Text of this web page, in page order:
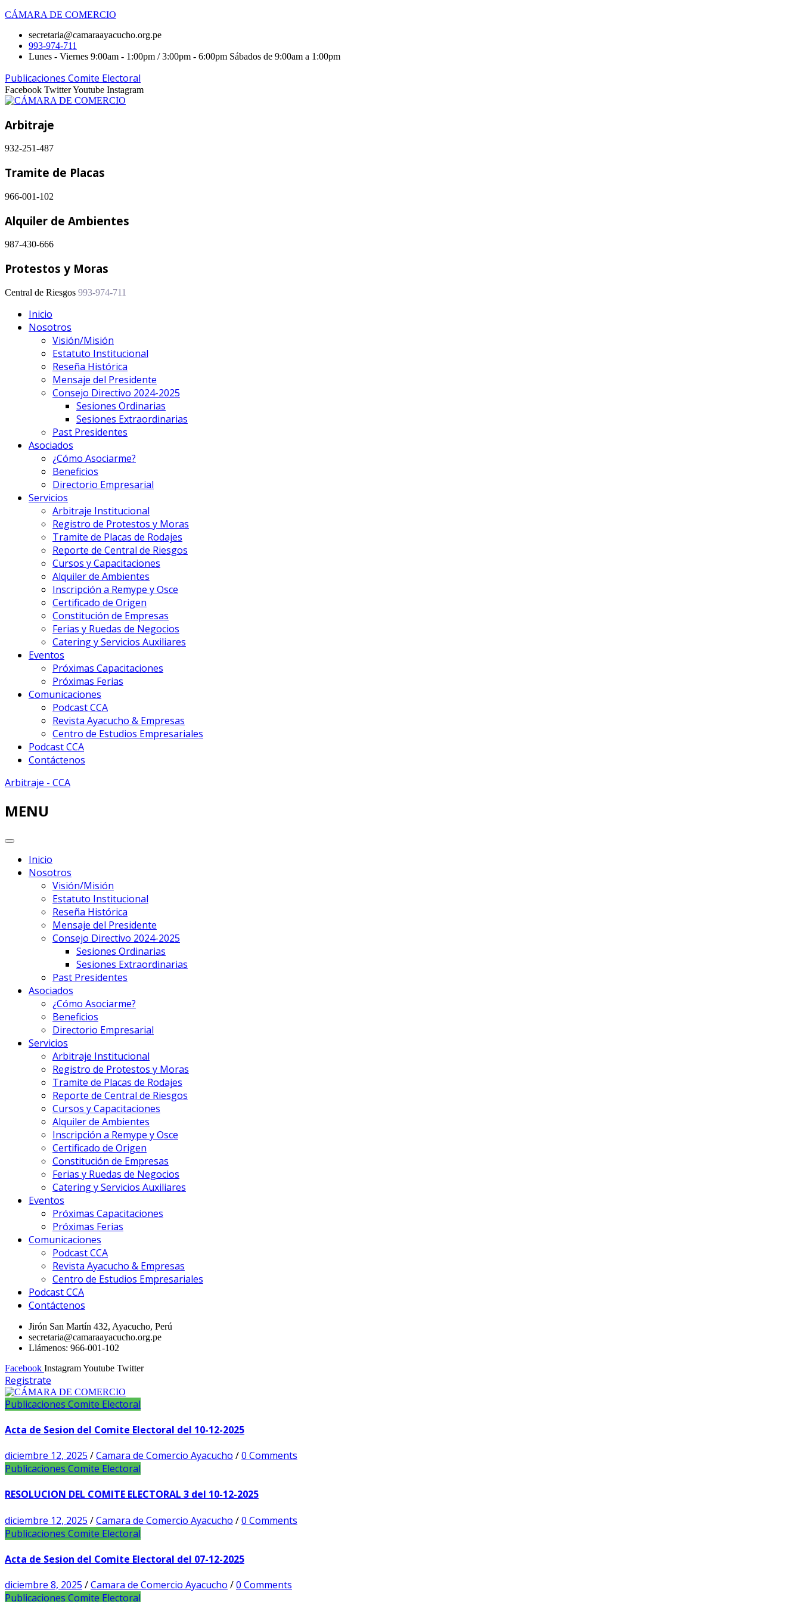
CÁMARA DE COMERCIO
secretaria@camaraayacucho.org.pe
993-974-711
Lunes - Viernes 9:00am - 1:00pm / 3:00pm - 6:00pm Sábados de 9:00am a 1:00pm
Publicaciones Comite Electoral
Facebook TwitterYoutube Instagram
Arbitraje
932-251-487
Tramite de Placas
966-001-102
Alquiler de Ambientes
987-430-666
Protestos y Moras
Central de Riesgos 993-974-711
Inicio
Nosotros
Visión/Misión
Estatuto Institucional
Reseña Histórica
Mensaje del Presidente
Consejo Directivo 2024-2025
Sesiones Ordinarias
Sesiones Extraordinarias
Past Presidentes
Asociados
¿Cómo Asociarme?
Beneficios
Directorio Empresarial
Servicios
Arbitraje Institucional
Registro de Protestos y Moras
Tramite de Placas de Rodajes
Reporte de Central de Riesgos
Cursos y Capacitaciones
Alquiler de Ambientes
Inscripción a Remype y Osce
Certificado de Origen
Constitución de Empresas
Ferias y Ruedas de Negocios
Catering y Servicios Auxiliares
Eventos
Próximas Capacitaciones
Próximas Ferias
Comunicaciones
Podcast CCA
Revista Ayacucho & Empresas
Centro de Estudios Empresariales
Podcast CCA
Contáctenos
Arbitraje - CCA
MENU
Inicio
Nosotros
Visión/Misión
Estatuto Institucional
Reseña Histórica
Mensaje del Presidente
Consejo Directivo 2024-2025
Sesiones Ordinarias
Sesiones Extraordinarias
Past Presidentes
Asociados
¿Cómo Asociarme?
Beneficios
Directorio Empresarial
Servicios
Arbitraje Institucional
Registro de Protestos y Moras
Tramite de Placas de Rodajes
Reporte de Central de Riesgos
Cursos y Capacitaciones
Alquiler de Ambientes
Inscripción a Remype y Osce
Certificado de Origen
Constitución de Empresas
Ferias y Ruedas de Negocios
Catering y Servicios Auxiliares
Eventos
Próximas Capacitaciones
Próximas Ferias
Comunicaciones
Podcast CCA
Revista Ayacucho & Empresas
Centro de Estudios Empresariales
Podcast CCA
Contáctenos
Jirón San Martín 432, Ayacucho, Perú
secretaria@camaraayacucho.org.pe
Llámenos: 966-001-102
Facebook InstagramYoutube Twitter
Registrate
Publicaciones Comite Electoral
Acta de Sesion del Comite Electoral del 10-12-2025
diciembre 12, 2025 /Camara de Comercio Ayacucho /0 Comments
Publicaciones Comite Electoral
RESOLUCION DEL COMITE ELECTORAL 3 del 10-12-2025
diciembre 12, 2025 /Camara de Comercio Ayacucho /0 Comments
Publicaciones Comite Electoral
Acta de Sesion del Comite Electoral del 07-12-2025
diciembre 8, 2025 /Camara de Comercio Ayacucho /0 Comments
Publicaciones Comite Electoral